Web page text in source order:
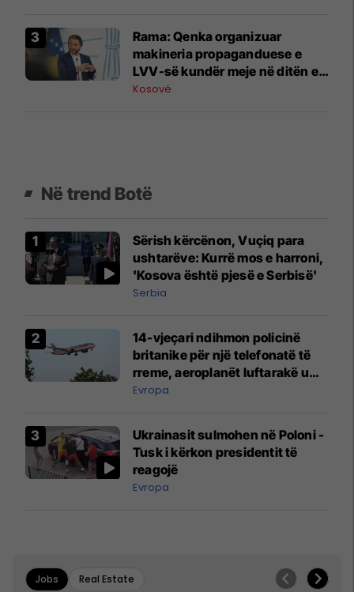
Rama: Qenka organizuar
makineria propaganduese e
LVV-së kundër meje në ditën e
Kuvendit të LDK-së
Kosovë
Në trend Botë
Sërish kërcënon, Vuçiq para
ushtarëve: Kurrë mos e harroni,
'Kosova është pjesë e Serbisë'
Serbia
14-vjeçari ndihmon policinë
britanike për një telefonatë të
rreme, aeroplanët luftarakë u
ngritën në ajër për të
Mançesterit
Evropa
Ukrainasit sulmohen në Poloni -
Tusk i kërkon presidentit të
reagojë
Evropa
Jobs Real Estate